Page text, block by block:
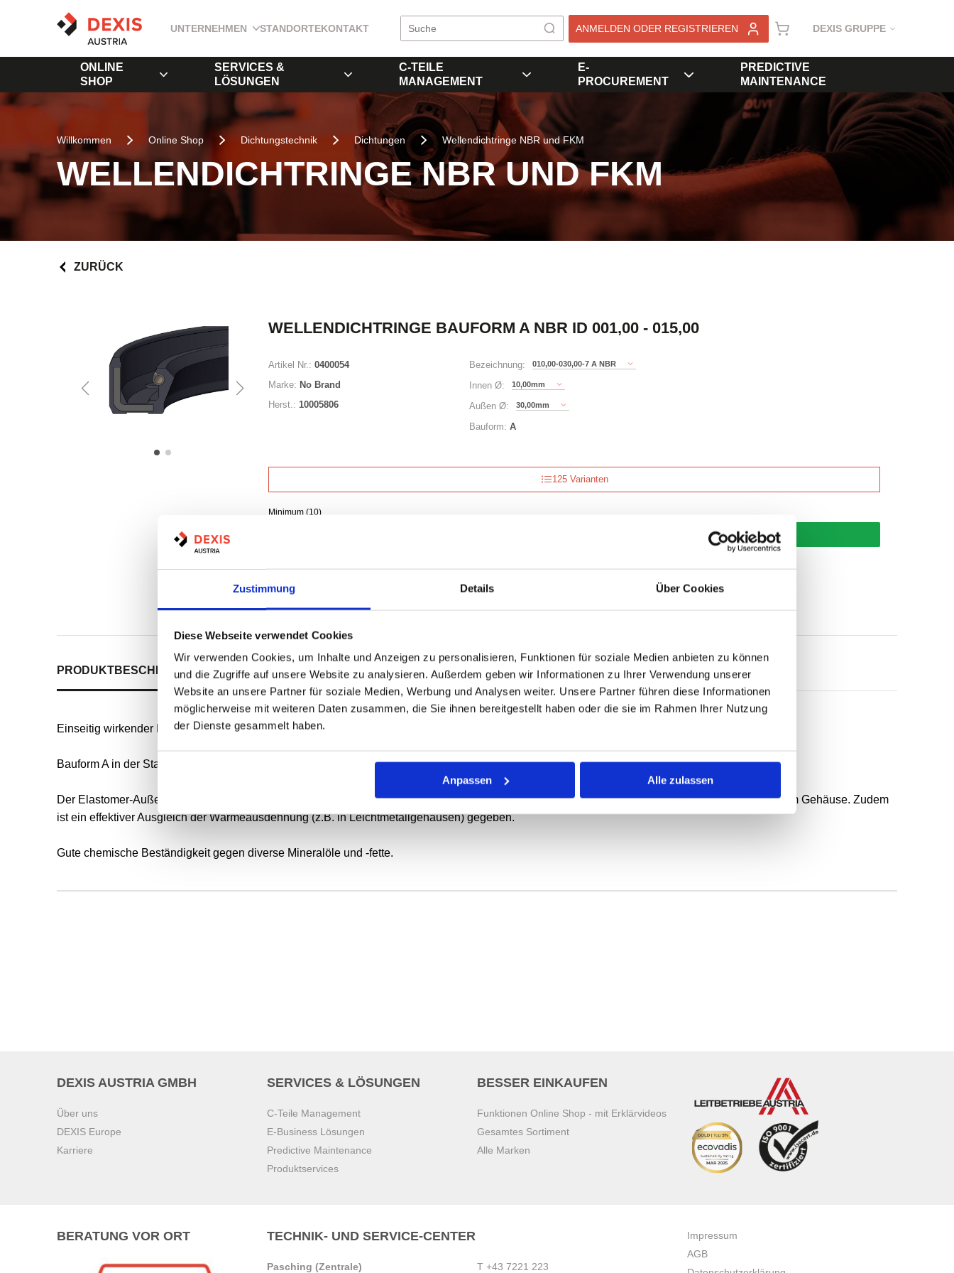
Zustimmung Details Über Cookies
Diese Webseite verwendet Cookies
Wir verwenden Cookies, um Inhalte und Anzeigen zu personalisieren, Funktionen für soziale Medien anbieten zu können
und die Zugriffe auf unsere Website zu analysieren. Außerdem geben wir Informationen zu Ihrer Verwendung unserer
Website an unsere Partner für soziale Medien, Werbung und Analysen weiter. Unsere Partner führen diese Informationen
möglicherweise mit weiteren Daten zusammen, die Sie ihnen bereitgestellt haben oder die sie im Rahmen Ihrer Nutzung
der Dienste gesammelt haben.
Anpassen Alle zulassen
UNTERNEHMEN STANDORTEKONTAKT ANMELDEN ODER REGISTRIEREN DEXIS GRUPPE
ONLINE
SHOP
SERVICES &
LÖSUNGEN
C-TEILE
MANAGEMENT
E-
PROCUREMENT
PREDICTIVE
MAINTENANCE
Willkommen Online Shop Dichtungstechnik Dichtungen Wellendichtringe NBR und FKM
WELLENDICHTRINGE NBR UND FKM
ZURÜCK
WELLENDICHTRINGE BAUFORM A NBR ID 001,00 - 015,00
Artikel Nr.: 0400054
Marke: No Brand
Herst.: 10005806
Bezeichnung: 010,00-030,00-7 A NBR
Innen Ø: 10,00mm
Außen Ø: 30,00mm
Bauform: A
125 Varianten
Minimum (10)
Nicht auf Lager
Print
PRODUKTBESCHREIBUNG ALLE SPEZIFIKATIONENVARIANTEN
Einseitig wirkender Radial-Wellendichtring für rotierende oder schwenkbewegte Wellen.
Bauform A in der Standardausführung nach DIN 3760 mit Elastomer-Außenmantel, metallischem Versteifungsring und federunterstützter Dichtlippe.
Der Elastomer-Außenmantel ermöglicht eine gute statische Abdichtung bei dünnflüssigen oder gasförmigen Medien, gröberer Rauheit und geteiltem Gehäuse. Zudem
ist ein effektiver Ausgleich der Wärmeausdehnung (z.B. in Leichtmetallgehäusen) gegeben.
Gute chemische Beständigkeit gegen diverse Mineralöle und -fette.
DEXIS AUSTRIA GMBH
Über uns
DEXIS Europe
Karriere
SERVICES & LÖSUNGEN
C-Teile Management
E-Business Lösungen
Predictive Maintenance
Produktservices
BESSER EINKAUFEN
Funktionen Online Shop - mit Erklärvideos
Gesamtes Sortiment
Alle Marken
BERATUNG VOR ORT TECHNIK- UND SERVICE-CENTER
Pasching (Zentrale) T +43 7221 223
Impressum
AGB